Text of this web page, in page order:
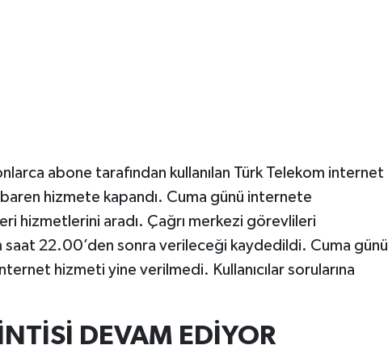
abone tarafından kullanılan Türk Telekom internet
hizmete kapandı. Cuma günü internete
hizmetlerini aradı. Çağrı merkezi görevlileri
saat 22.00’den sonra verileceği kaydedildi. Cuma günü
hizmeti yine verilmedi. Kullanıcılar sorularına
DEVAM EDİYOR